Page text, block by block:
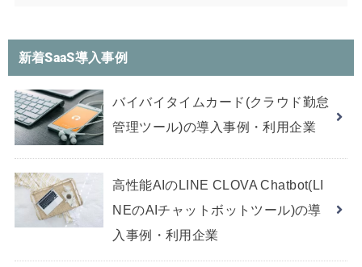
新着SaaS導入事例
バイバイタイムカード(クラウド勤怠
管理ツール)の導入事例・利用企業
高性能AIのLINE CLOVA Chatbot(LI
NEのAIチャットボットツール)の導
入事例・利用企業